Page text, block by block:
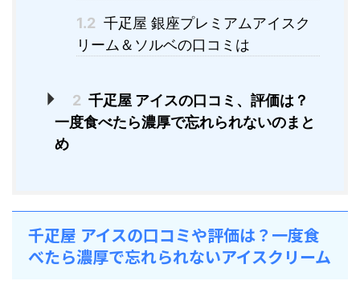
1.2 千疋屋 銀座プレミアムアイスク
リーム＆ソルベの口コミは
2 千疋屋 アイスの口コミ、評価は？
一度食べたら濃厚で忘れられないのまと
め
千疋屋 アイスの口コミや評価は？一度食
べたら濃厚で忘れられないアイスクリーム